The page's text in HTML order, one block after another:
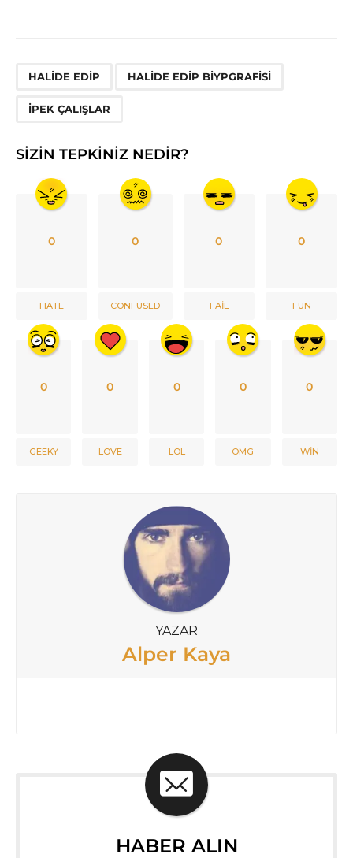
HALIDE EDIP HALIDE EDIP BIYPGRAFISI
IPEK ÇALIŞLAR
SIZIN TEPKINIZ NEDIR?
0
HATE
0
CONFUSED
0
FAIL
0
FUN
0
GEEKY
0
LOVE
0
LOL
0
OMG
0
WIN
YAZAR
Alper Kaya
HABER ALIN